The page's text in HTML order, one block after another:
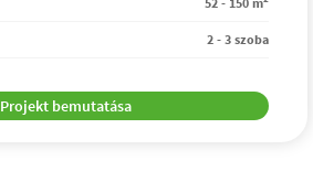
2 - 3 szoba
Projekt bemutatása